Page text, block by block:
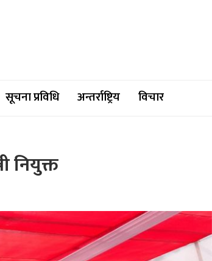
सूचना प्रविधि अन्तर्राष्ट्रिय विचार
नियुक्त